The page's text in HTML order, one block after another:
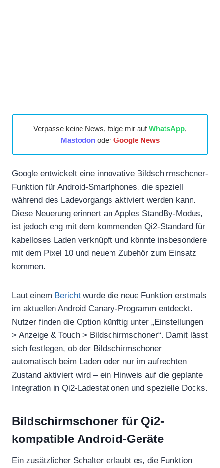
Verpasse keine News, folge mir aufWhatsApp,
Mastodonoder Google News
Google entwickelt eine innovative Bildschirmschoner-
Funktion für Android-Smartphones, die speziell
während des Ladevorgangs aktiviert werden kann.
Diese Neuerung erinnert an Apples StandBy-Modus,
ist jedoch eng mit dem kommenden Qi2-Standard für
kabelloses Laden verknüpft und könnte insbesondere
mit dem Pixel 10 und neuem Zubehör zum Einsatz
kommen.
Laut einem Bericht wurde die neue Funktion erstmals
im aktuellen Android Canary-Programm entdeckt.
Nutzer finden die Option künftig unter „Einstellungen
> Anzeige & Touch > Bildschirmschoner“. Damit lässt
sich festlegen, ob der Bildschirmschoner
automatisch beim Laden oder nur im aufrechten
Zustand aktiviert wird – ein Hinweis auf die geplante
Integration in Qi2-Ladestationen und spezielle Docks.
Bildschirmschoner für Qi2-
kompatible Android-Geräte
Ein zusätzlicher Schalter erlaubt es, die Funktion